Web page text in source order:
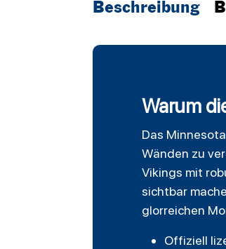
Beschreibung
Warum
Das
Wänden zu
Vikings mit
sichtbar
glorreichen
Offiziell